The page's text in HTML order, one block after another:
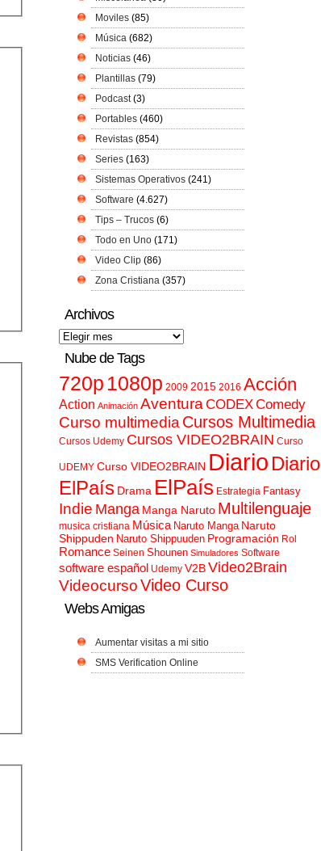
Moviles (85)
Música (682)
Noticias (46)
Plantillas (79)
Podcast(3)
Portables (460)
Revistas (854)
Series (163)
Sistemas Operativos (241)
Software (4.627)
Tips – Trucos (6)
Todo en Uno (171)
Video Clip (86)
Zona Cristiana (357)
Archivos
Nube de Tags
720p 1080p 2009 2015 2016 Acción
Action Animación AventuraCODEXComedy
Curso multimediaCursos Multimedia
Cursos Udemy Cursos VIDEO2BRAIN Curso
UDEMY Curso VIDEO2BRAIN Diario Diario
ElPaís Drama ElPaís Estrategia Fantasy
Indie Manga Manga Naruto Multilenguaje
musica cristiana Música Naruto Manga Naruto
Shippuden Naruto Shippuuden Programación Rol
Romance Seinen Shounen Simuladores Software
software español Udemy V2BVideo2Brain
VideocursoVideo Curso
Webs Amigas
Aumentar visitas a mi sitio
SMS Verification Online